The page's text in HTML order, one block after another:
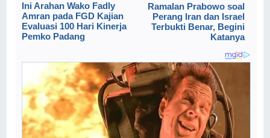
Ini Arahan Wako Fadly
Amran pada FGD Kajian
Evaluasi 100 Hari Kinerja
Pemko Padang
Ramalan Prabowo soal
Perang Iran dan Israel
Terbukti Benar, Begini
Katanya